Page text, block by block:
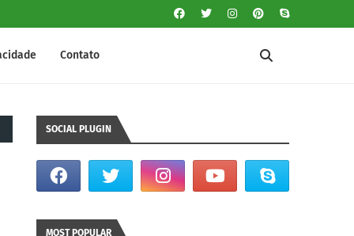
Contato
SOCIAL PLUGIN
MOST POPULAR